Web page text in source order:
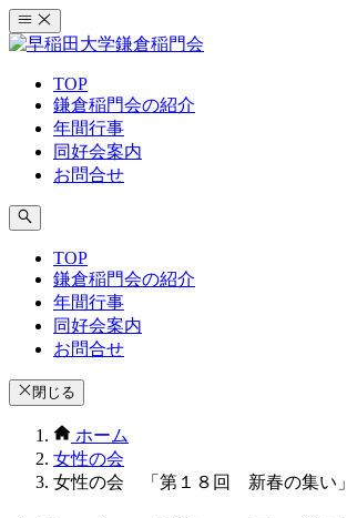
コ
ン
ッ
プ
TOP
鎌倉稲門会の紹介
年間行事
同好会案内
お問合せ
TOP
鎌倉稲門会の紹介
年間行事
同好会案内
お問合せ
閉じる
ホーム
女性の会
女性の会 「第１８回 新春の集い」